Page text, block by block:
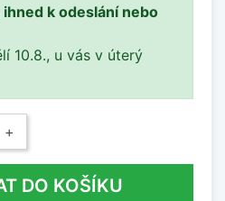
ihned k odeslání nebo
10.8., u vás v úterý
+
DO KOŠÍKU